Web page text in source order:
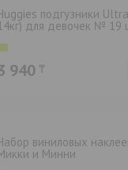
подгузники
для девочек № 19
940 ₸
виниловых
и Минни